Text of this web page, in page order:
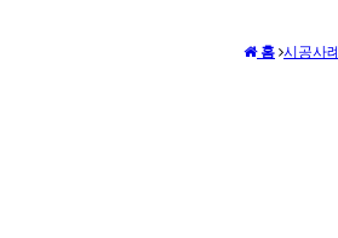
홈 시공사례